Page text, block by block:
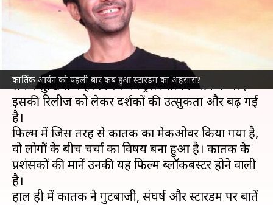
कार्तिक आर्यन को पहली बार कब हुआ स्टारडम का अहसास?
लेखन नेहा शर्मा Jun 08, 2024 02:45 pm
अभिनेताकार्तिक आर्यनइन दिनों फिल्म 'चंदू चैंपियन' को
लेकर सुर्खियाें में हैं। फिल्म का ट्रेलर सामने आने के बाद
इसकी रिलीज को लेकर दर्शकों की उत्सुकता और बढ़ गई
है।
फिल्म में जिस तरह से कार्तिक का मेकओवर किया गया है,
वो लोगों के बीच चर्चा का विषय बना हुआ है। कार्तिक के
प्रशंसकों की मानें उनकी यह फिल्म ब्लॉकबस्टर होने वाली
है।
हाल ही में कार्तिक ने गुटबाजी, संघर्ष और स्टारडम पर बातें